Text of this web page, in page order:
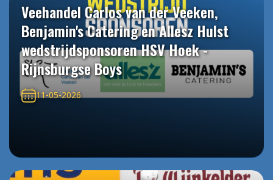
Veehandel Carlos van der Veeken,
Benjamin's Catering en Allesz Hulst
wedstrijdsponsoren HSV Hoek -
Rijnsburgse Boys
11-05-2026